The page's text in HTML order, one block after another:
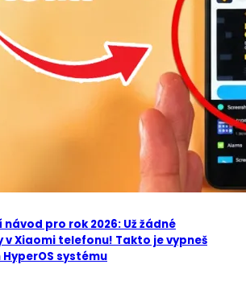
návod pro rok 2026: Už žádné
v Xiaomi telefonu! Takto je vypneš
systému